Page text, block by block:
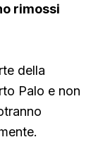
rimossi
della
Palo e non